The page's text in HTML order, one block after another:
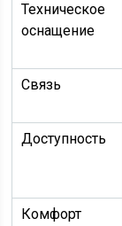
Техническое
оснащение
Связь
Доступность
Комфорт